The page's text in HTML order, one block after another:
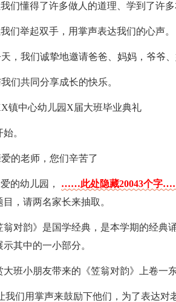
们懂得了许多做人的道理、学到了许多
们举起双手，用掌声表达我们的心声。
，我们诚挚地邀请爸爸、妈妈，爷爷
们共同分享成长的快乐。
镇中心幼儿园X届大班毕业典礼
。
的老师，您们辛苦了
的幼儿园， ……此处隐藏20043个字
，请两名家长来抽取。
对韵》是国学经典，是本学期的经典
其中的一小部分。
大班小朋友带来的《笠翁对韵》上卷一
我们用掌声来鼓励下他们，为了表达